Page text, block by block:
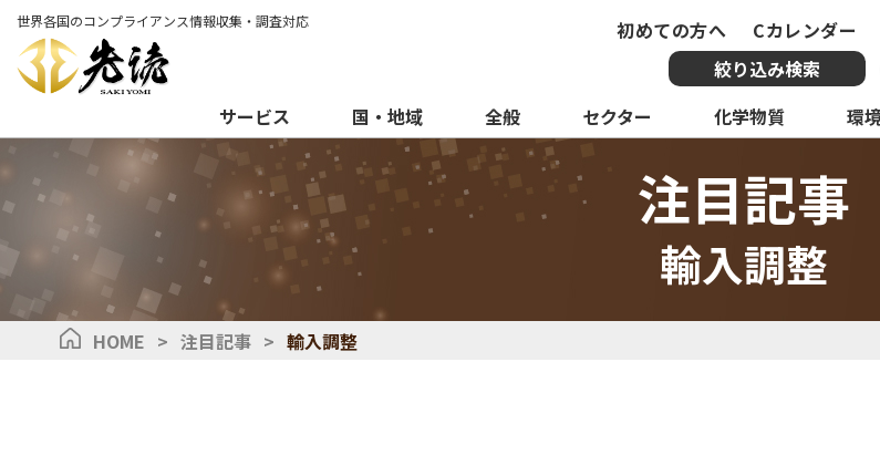
世界各国のコンプライアンス情報収集・調査対応 初めての方へ Cカレンダー
絞り込み検索
サービス
国・地域 全般 セクター 化学物質 環
複合条件検索
サービス 国・地域
注目記事
輸入調整
HOME > 注目記事 > 輸入調整